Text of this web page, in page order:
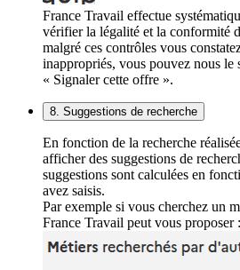
France Travail effectue
vérifier la légalité et la conformité
malgré ces contrôles vous
inappropriés, vous pouvez nous le
« Signaler cette offre ».
8. Suggestions de recherche
En fonction de la recherche
afficher des suggestions de
suggestions sont calculées en
avez saisis.
Par exemple si vous cherchez un
France Travail peut vous proposer :